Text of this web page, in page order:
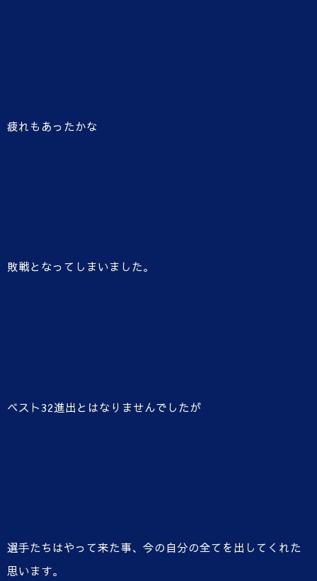
疲れもあったかな
敗戦となってしまいました。
ベスト32進出とはなりませんでしたが
選手たちはやって来た事、今の自分の全てを出してくれた
思います。